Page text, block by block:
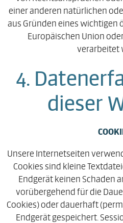
einer anderen natürlichen
aus Gründen eines wichtigen
Europäischen Union
verarbeitet
4.
dieser
Unsere Internetseiten
Cookies sind kleine
Endgerät keinen Schaden
vorübergehend für die
Cookies) oder dauerhaft
Endgerät gespeichert.